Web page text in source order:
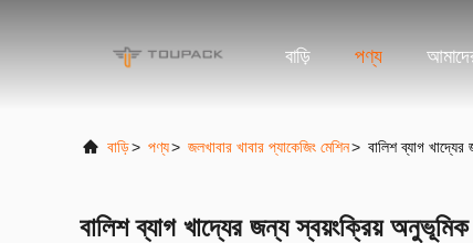
বাড়ি পণ্য
বাড়ি> পণ্য> জলখাবার খাবার প্যাকেজিং মেশিন> বালিশ ব্যাগ
বালিশ ব্যাগ খাদ্যের জন্য স্বয়ংক্রিয়